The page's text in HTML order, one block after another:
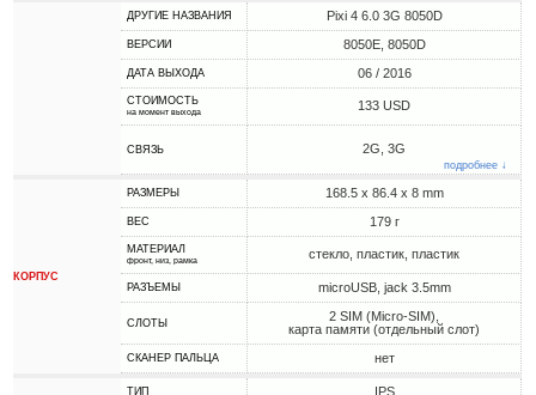
ДРУГИЕ НАЗВАНИЯ Pixi 4 6.0 3G 8050D
ВЕРСИИ 8050E, 8050D
ДАТА ВЫХОДА 06 / 2016
СТОИМОСТЬ
на момент выхода 133 USD
СВЯЗЬ 2G, 3G
подробнее ↓
КОРПУС
РАЗМЕРЫ 168.5 x 86.4 x 8 mm
ВЕС 179 г
МАТЕРИАЛ
фронт, низ, рамка стекло, пластик, пластик
РАЗЪЕМЫ microUSB, jack 3.5mm
СЛОТЫ
2 SIM (Micro-SIM),
карта памяти (отдельный слот)
СКАНЕР ПАЛЬЦА нет
ТИП IPS